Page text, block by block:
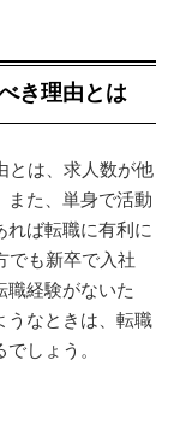
き理由とは
とは、求人数が他
また、単身で活動
ば転職に有利に
でも新卒で入社
職経験がないた
うなときは、転職
しょう。